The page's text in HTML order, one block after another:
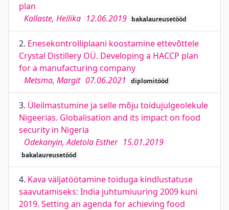
plan
Kallaste, Hellika 12.06.2019 bakalaureusetööd
2. Enesekontrolliplaani koostamine ettevõttele
Crystal Distillery OÜ. Developing a HACCP plan
for a manufacturing company
Metsma, Margit 07.06.2021 diplomitööd
3. Üleilmastumine ja selle mõju toidujulgeolekule
Nigeerias. Globalisation and its impact on food
security in Nigeria
Odekanyin, Adetola Esther 15.01.2019
bakalaureusetööd
4. Kava väljatöötamine toiduga kindlustatuse
saavutamiseks: India juhtumiuuring 2009 kuni
2019. Setting an agenda for achieving food